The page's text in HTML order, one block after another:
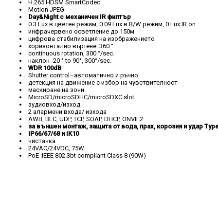
H.265 HDSM SmartCodec
Motion JPEG
Day&Night с механичен IR филтър
0.3 Lux в цветен режим, 0.09 Lux в B/W режим, 0 Lux IR on
инфрачервено осветление до 150м
цифрова стабилизация на изображението
хоризонтално въртене: 360 °
continuous rotation, 300 °/sec.
наклон -20 ° to 90°, 300°/sec.
WDR 100dB
Shutter control–автоматично и ръчно
детекция на движение с избор на чувствителност
маскиране на зони
MicroSD/microSDHC/microSDXC slot
аудиовход/изход
2 алармени входа/ изхода
AWB, BLC, UDP, TCP, SOAP, DHCP, ONVIF2
за външен монтаж, защита от вода, прах, корозия и удар
IP66/67/68 и IK10
чистачка
24VAC/24VDC, 75W
PoE :IEEE 802.3bt compliant Class 8 (90W)